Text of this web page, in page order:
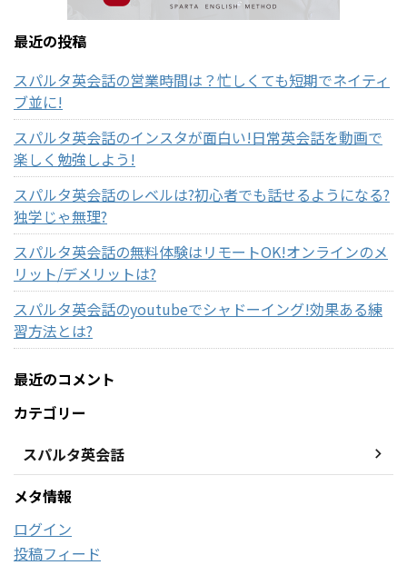
最近の投稿
スパルタ英会話の営業時間は？忙しくても短期でネイティ
ブ並に!
スパルタ英会話のインスタが面白い!日常英会話を動画で
楽しく勉強しよう!
スパルタ英会話のレベルは?初心者でも話せるようになる?
独学じゃ無理?
スパルタ英会話の無料体験はリモートOK!オンラインのメ
リット/デメリットは?
スパルタ英会話のyoutubeでシャドーイング!効果ある練
習方法とは?
最近のコメント
カテゴリー
スパルタ英会話
メタ情報
ログイン
投稿フィード